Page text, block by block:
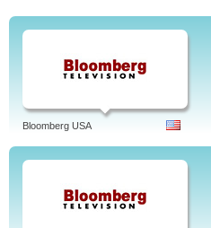
Bloomberg USA